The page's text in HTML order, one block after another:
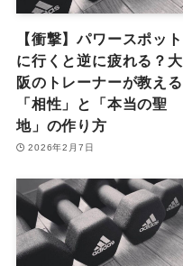
【衝撃】パワースポット
に行くと逆に疲れる？大
阪のトレーナーが教える
「相性」と「本当の聖
地」の作り方
2026年2月7日